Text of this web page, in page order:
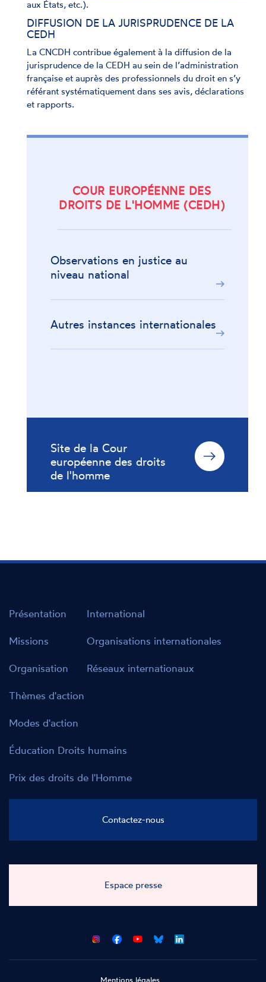
aux États, etc.).
DIFFUSION DE LA JURISPRUDENCE DE LA
CEDH
La CNCDH contribue également à la diffusion de la
jurisprudence de la CEDH au sein de l’administration
française et auprès des professionnels du droit en s’y
référant systématiquement dans ses avis, déclarations
et rapports.
COUR EUROPÉENNE DES
DROITS DE L'HOMME (CEDH)
Observations en justice au
niveau national
Autres instances internationales
Site de la Cour
européenne des droits
de l'homme
Présentation
Missions
Organisation
Thèmes d'action
Modes d'action
International
Organisations internationales
Réseaux internationaux
Éducation Droits humains
Prix des droits de l'Homme
Contactez-nous
Espace presse
CNCDHCNCDHCNCDHCNCDH
Mentions légales